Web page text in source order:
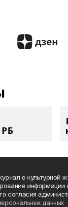
о культурной
информации
согласия
данных